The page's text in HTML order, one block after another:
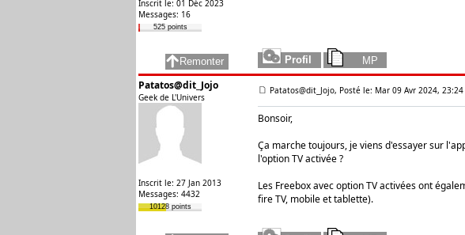
Inscrit le: 01 Déc 2023
Messages: 16
525 points
Patatos@dit_Jojo
Geek de L'Univers
Inscrit le: 27 Jan 2013
Messages: 4432
10128 points
Patatos@dit_Jojo, Posté le: Mar 09 Avr 2024, 23:24
Bonsoir,
Ça marche toujours, je viens d'essayer sur
l'option TV activée ?
Les Freebox avec option TV activées ont
fire TV, mobile et tablette).